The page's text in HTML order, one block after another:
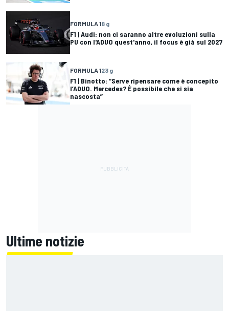
FORMULA 18 g
F1 | Audi: non ci saranno altre evoluzioni sulla
PU con l'ADUO quest'anno, il focus è già sul 2027
FORMULA 123 g
F1 | Binotto: “Serve ripensare come è concepito
l’ADUO. Mercedes? È possibile che si sia
nascosta”
Ultime notizie